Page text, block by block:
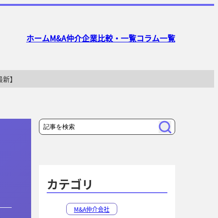
ホームM&A仲介企業比較・一覧コラム一覧
】
検
索
検
索
カテゴリ
M&A仲介会社